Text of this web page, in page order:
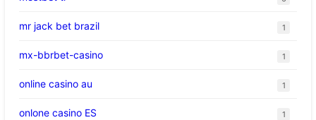
mr jack bet brazil 1
mx-bbrbet-casino 1
online casino au 1
onlone casino ES 1